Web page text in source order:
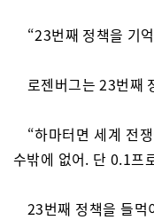
“23번째 정책을 기
로젠버그는 23번째
“하마터면 세계 전
수밖에 없어. 단 0.1프
23번째 정책을 들먹